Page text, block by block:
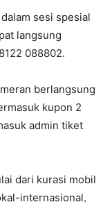
sesi spesial
langsung
088802.
berlangsung
kupon 2
admin tiket
dari kurasi mobil
internasional,